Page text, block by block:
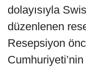
dolayısıyla
düzenlenen
Resepsiyon